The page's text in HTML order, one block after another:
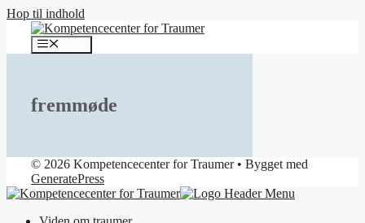
Hop til indhold
fremmøde
© 2026 Kompetencecenter for Traumer• Bygget med
GeneratePress